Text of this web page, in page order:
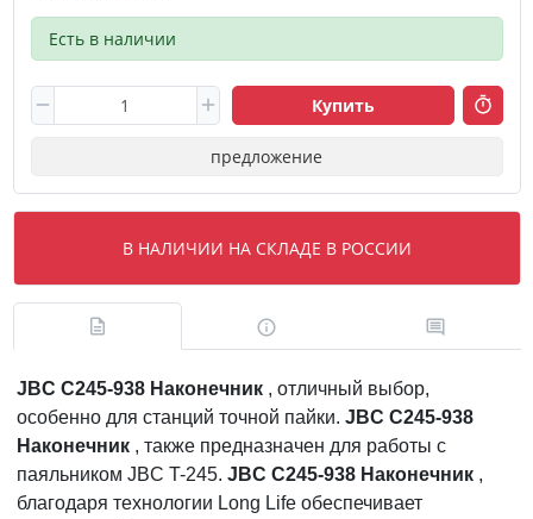
Есть в наличии
Купить
предложение
В НАЛИЧИИ НА СКЛАДЕ В РОССИИ
JBC C245-938 Наконечник , отличный выбор,
особенно для станций точной пайки. JBC C245-938
Наконечник , также предназначен для работы с
паяльником JBC T-245. JBC C245-938 Наконечник ,
благодаря технологии Long Life обеспечивает